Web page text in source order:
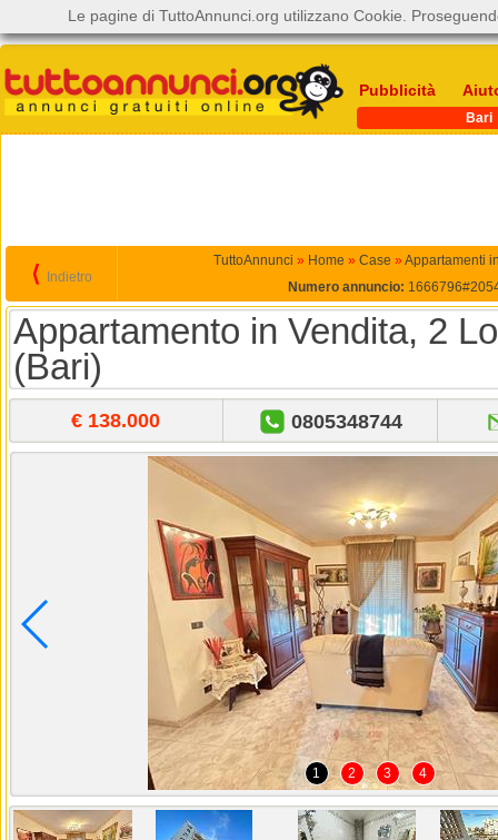
Pubblicità
Bari
⟨ Indietro
TuttoAnnunci » Home » Case » Appartamenti
Numero annuncio:
Appartamento in Vendita, 2
(Bari)
€ 138.000 0805348744
1 2 3 4
Le pagine di TuttoAnnunci.org utilizzano Cookie.